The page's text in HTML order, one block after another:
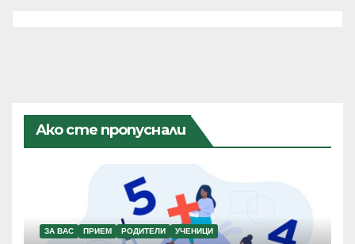
Ако сте пропуснали
ЗА ВАС ПРИЕМ РОДИТЕЛИ УЧЕНИЦИ